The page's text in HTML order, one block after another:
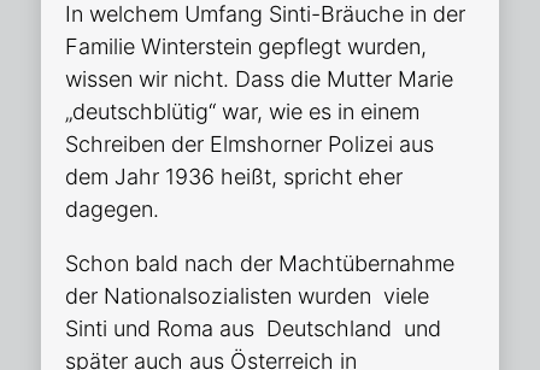
In welchem Umfang Sinti-Bräuche in der
Familie Winterstein gepflegt wurden,
wissen wir nicht. Dass die Mutter Marie
„deutschblütig“ war, wie es in einem
Schreiben der Elmshorner Polizei aus
dem Jahr 1936 heißt, spricht eher
dagegen.
Schon bald nach der Machtübernahme
der Nationalsozialisten wurden viele
Sinti und Roma aus Deutschland und
später auch aus Österreich in